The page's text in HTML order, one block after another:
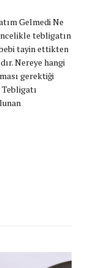
Gelmedi Ne
tebligatın
tayin ettikten
Nereye hangi
gerektiği